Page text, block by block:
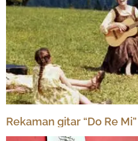
Rekaman gitar “Do Re Mi”